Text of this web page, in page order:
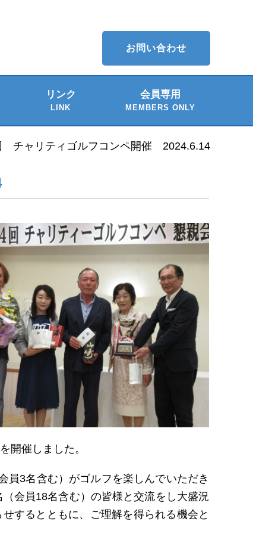
お問い合わせ
リンク
LINK
会員専用
MEMBERS ONLY
チャリティゴルフコンペ開催 2024.6.14
開催しました。
員3名含む）がゴルフを楽しんでいただき
会員18名含む）の皆様と交流をし大盛況
するとともに、ご理解を得られる機会と